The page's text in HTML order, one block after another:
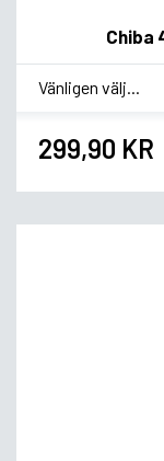
Chiba
* Smakvariant
299,90 KR